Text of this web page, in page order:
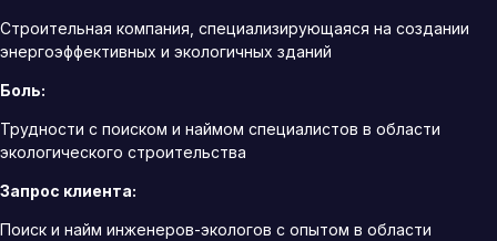
Строительная компания, специализирующаяся на создании
энергоэффективных и экологичных зданий
Боль:
Трудности с поиском и наймом специалистов в области
экологического строительства
Запрос клиента:
Поиск и найм инженеров-экологов с опытом в области